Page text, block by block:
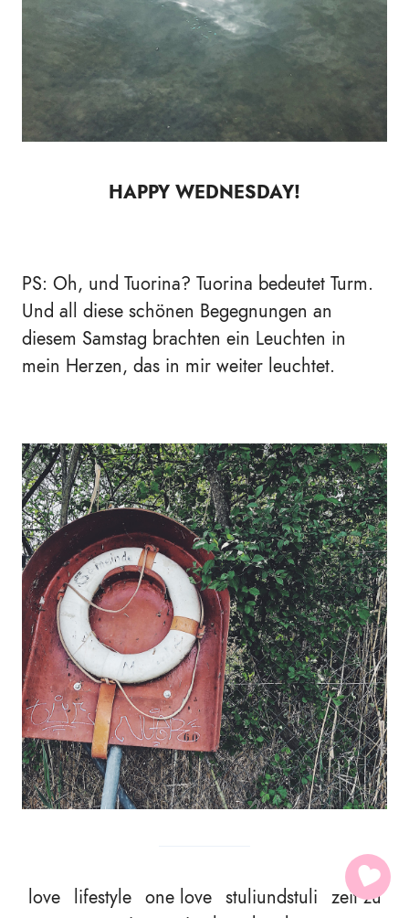
HAPPY WEDNESDAY!
PS: Oh, und Tuorina? Tuorina bedeutet Turm.
Und all diese schönen Begegnungen an
diesem Samstag brachten ein Leuchten in
mein Herzen, das in mir weiter leuchtet.
love lifestyle one love stuliundstuli zeit zu